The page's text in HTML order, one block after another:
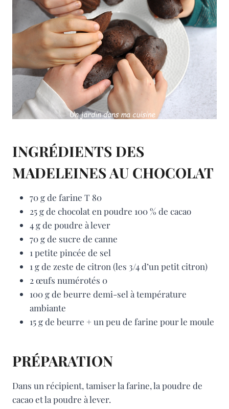
INGRÉDIENTS DES
MADELEINES AU CHOCOLAT
70 g de farine T 80
25 g de chocolat en poudre 100 % de cacao
4 g de poudre à lever
70 g de sucre de canne
1 petite pincée de sel
1 g de zeste de citron (les 3/4 d’un petit citron)
2 œufs numérotés 0
100 g de beurre demi-sel à température
ambiante
15 g de beurre + un peu de farine pour le moule
PRÉPARATION
Dans un récipient, tamiser la farine, la poudre de
cacao et la poudre à lever.